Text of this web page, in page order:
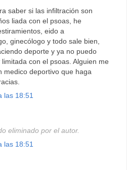
saber si las infiltración son
liada con el psoas, he
eido a
ginecólogo y todo sale bien,
deporte y ya no puedo
con el psoas. Alguien me
medico deportivo que haga
las 18:51
eliminado por el autor.
las 18:51